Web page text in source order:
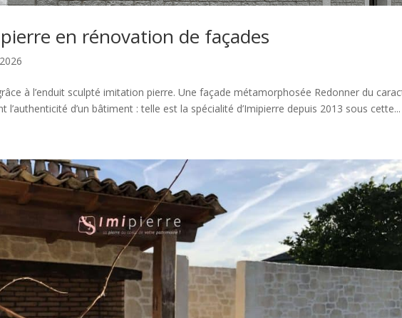
en rénovation de façades
à l’enduit sculpté imitation pierre. Une façade métamorphosée Redonner du
d’un bâtiment : telle est la spécialité d’Imipierre depuis 2013 sous cette...